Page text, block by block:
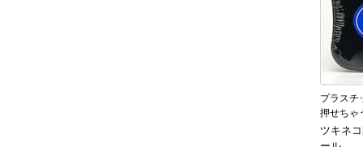
プラスチ
押せちゃ
ツキネ